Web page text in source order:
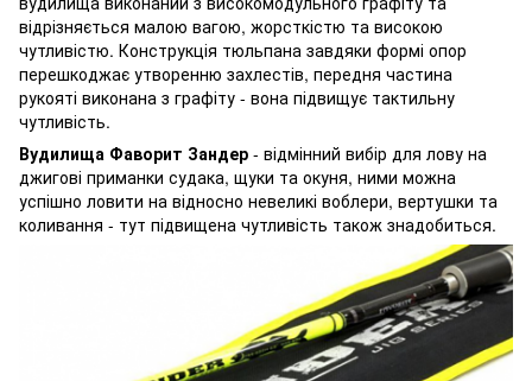
відрізняється малою вагою, жорсткістю та високою
чутливістю. Конструкція тюльпана завдяки формі опор
перешкоджає утворенню захлестів, передня частина
рукояті виконана з графіту - вона підвищує тактильну
чутливість.
Вудилища Фаворит Зандер - відмінний вибір для лову на
джигові приманки судака, щуки та окуня, ними можна
успішно ловити на відносно невеликі воблери, вертушки та
коливання - тут підвищена чутливість також знадобиться.